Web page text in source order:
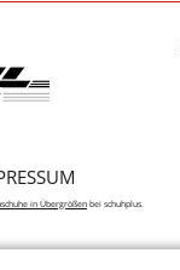
in Übergrößen bei schuhplus.